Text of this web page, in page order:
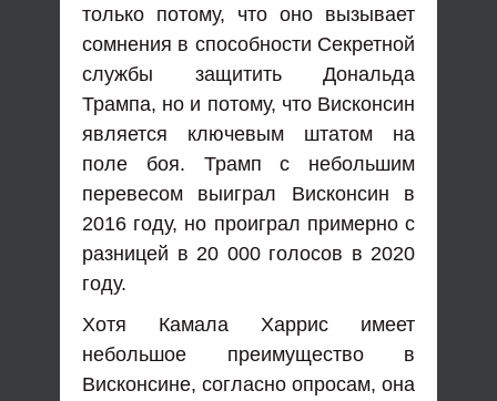
только потому, что оно вызывает
сомнения в способности Секретной
службы защитить Дональда
Трампа, но и потому, что Висконсин
является ключевым штатом на
поле боя. Трамп с небольшим
перевесом выиграл Висконсин в
2016 году, но проиграл примерно с
разницей в 20 000 голосов в 2020
году.
Хотя Камала Харрис имеет
небольшое преимущество в
Висконсине, согласно опросам, она